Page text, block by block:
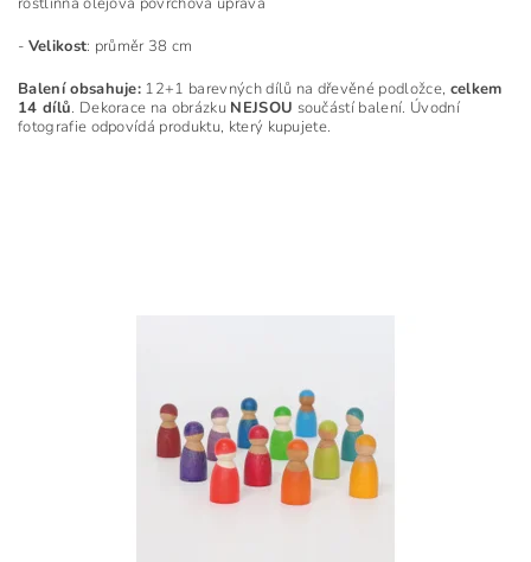
- Velikost: průměr 38 cm
Balení obsahuje: 12+1 barevných dílů na dřevěné podložce, celkem
14 dílů. Dekorace na obrázku NEJSOU součástí balení. Úvodní
fotografie odpovídá produktu, který kupujete.